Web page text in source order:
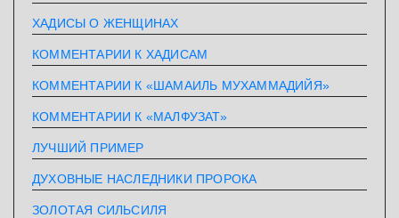
ХАДИСЫ О ЖЕНЩИНАХ
КОММЕНТАРИИ К ХАДИСАМ
КОММЕНТАРИИ К «ШАМАИЛЬ МУХАММАДИЙЯ»
КОММЕНТАРИИ К «МАЛФУЗАТ»
ЛУЧШИЙ ПРИМЕР
ДУХОВНЫЕ НАСЛЕДНИКИ ПРОРОКА
ЗОЛОТАЯ СИЛЬСИЛЯ